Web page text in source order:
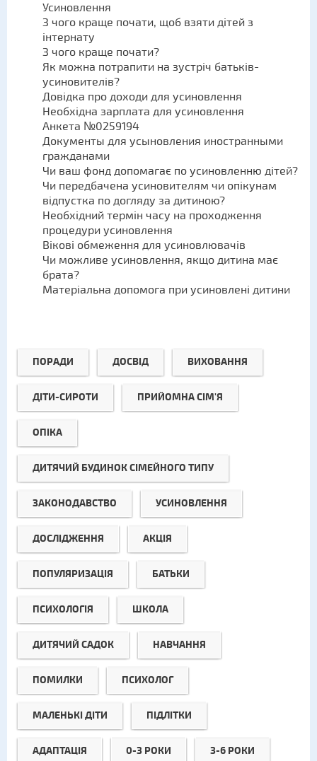
Усиновлення
З чого краще почати, щоб взяти дітей з
інтернату
З чого краще почати?
Як можна потрапити на зустріч батьків-
усиновителів?
Довідка про доходи для усиновлення
Необхідна зарплата для усиновлення
Анкета №0259194
Документы для усыновления иностранными
гражданами
Чи ваш фонд допомагає по усиновленню дітей?
Чи передбачена усиновителям чи опікунам
відпустка по догляду за дитиною?
Необхідний термін часу на проходження
процедури усиновлення
Вікові обмеження для усиновлювачів
Чи можливе усиновлення, якщо дитина має
брата?
Матеріальна допомога при усиновлені дитини
ПОРАДИ ДОСВІД ВИХОВАННЯ
ДІТИ-СИРОТИ ПРИЙОМНА СІМ'Я
ОПІКА
ДИТЯЧИЙ БУДИНОК СІМЕЙНОГО ТИПУ
ЗАКОНОДАВСТВО УСИНОВЛЕННЯ
ДОСЛІДЖЕННЯ АКЦІЯ
ПОПУЛЯРИЗАЦІЯ БАТЬКИ
ПСИХОЛОГІЯ ШКОЛА
ДИТЯЧИЙ САДОК НАВЧАННЯ
ПОМИЛКИ ПСИХОЛОГ
МАЛЕНЬКІ ДІТИ ПІДЛІТКИ
АДАПТАЦІЯ 0-3 РОКИ 3-6 РОКИ